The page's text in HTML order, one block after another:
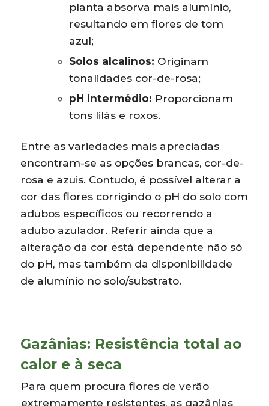
planta absorva mais alumínio,
resultando em flores de tom
azul;
Solos alcalinos: Originam
tonalidades cor-de-rosa;
pH intermédio: Proporcionam
tons lilás e roxos.
Entre as variedades mais apreciadas
encontram-se as opções brancas, cor-de-
rosa e azuis. Contudo, é possível alterar a
cor das flores corrigindo o pH do solo com
adubos específicos ou recorrendo a
adubo azulador. Referir ainda que a
alteração da cor está dependente não só
do pH, mas também da disponibilidade
de alumínio no solo/substrato.
Gazânias: Resistência total ao
calor e à seca
Para quem procura flores de verão
extremamente resistentes, as gazânias